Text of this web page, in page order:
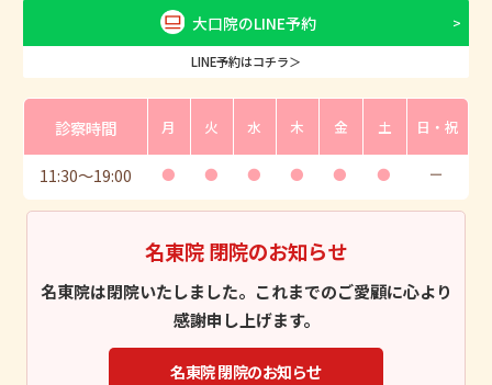
大口院のLINE予約
LINE予約はコチラ＞
診察時間 月 火 水 木 金 土 日・祝
11:30〜19:00 ● ● ● ● ● ● ー
名東院 閉院のお知らせ
名東院は閉院いたしました。これまでのご愛顧に心より
感謝申し上げます。
名東院 閉院のお知らせ